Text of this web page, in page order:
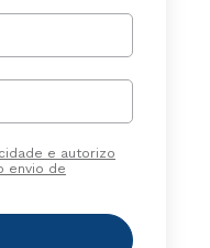
e autorizo
envio de